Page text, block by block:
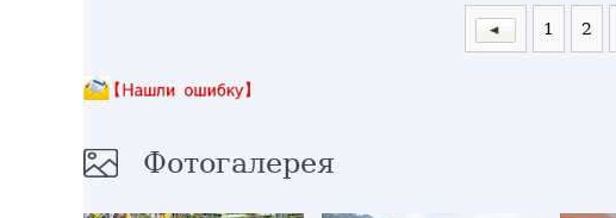
1 2
Фотогалерея